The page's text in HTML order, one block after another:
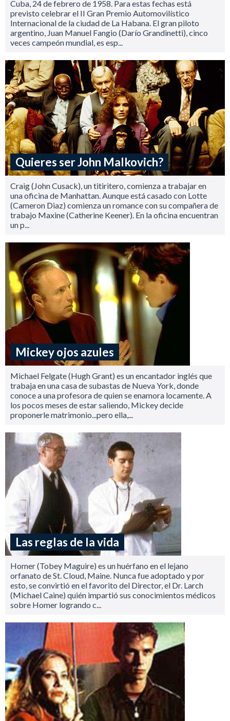
Cuba, 24 de febrero de 1958. Para estas fechas está
previsto celebrar el II Gran Premio Automovilístico
Internacional de la ciudad de La Habana. El gran piloto
argentino, Juan Manuel Fangio (Darío Grandinetti), cinco
veces campeón mundial, es esp...
Quieres ser John Malkovich?
Craig (John Cusack), un titiritero, comienza a trabajar en
una oficina de Manhattan. Aunque está casado con Lotte
(Cameron Diaz) comienza un romance con su compañera de
trabajo Maxine (Catherine Keener). En la oficina encuentran
un p...
Mickey ojos azules
Michael Felgate (Hugh Grant) es un encantador inglés que
trabaja en una casa de subastas de Nueva York, donde
conoce a una profesora de quien se enamora locamente. A
los pocos meses de estar saliendo, Mickey decide
proponerle matrimonio...pero ella,...
Las reglas de la vida
Homer (Tobey Maguire) es un huérfano en el lejano
orfanato de St. Cloud, Maine. Nunca fue adoptado y por
esto, se convirtió en el favorito del Director, el Dr. Larch
(Michael Caine) quién impartió sus conocimientos médicos
sobre Homer logrando c...